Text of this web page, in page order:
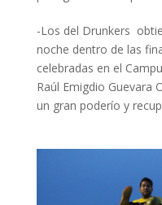
-Los del Drunkers
noche dentro de las
celebradas en el
Raúl Emigdio
un gran poderío y